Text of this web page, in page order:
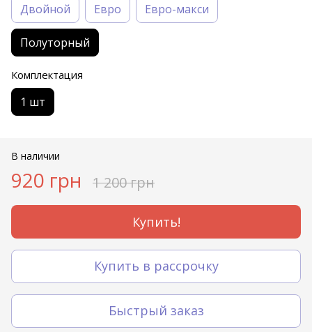
Двойной Евро Евро-макси
Полуторный
Комплектация
1 шт
В наличии
920 грн 1 200 грн
Купить!
Купить в рассрочку
Быстрый заказ